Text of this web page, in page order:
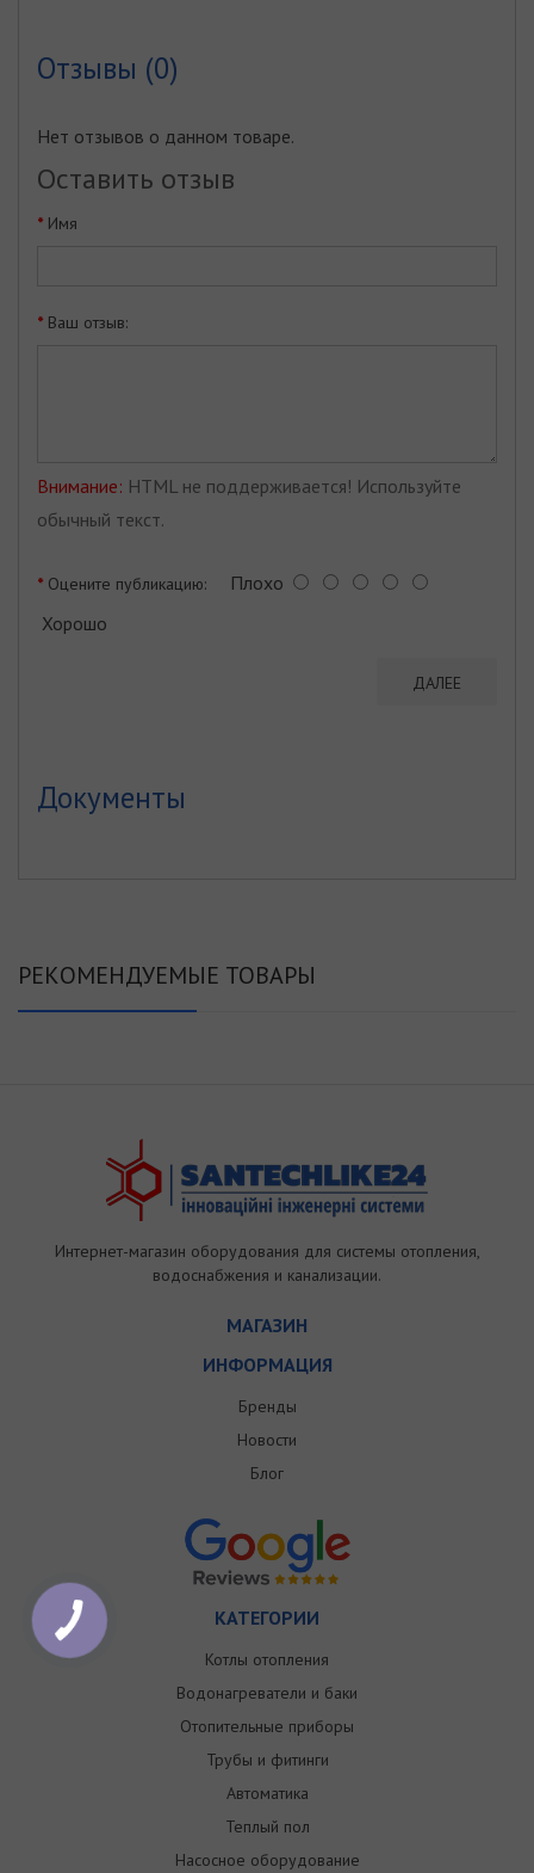
Отзывы (0)
Нет отзывов о данном товаре.
Оставить отзыв
Имя
Ваш отзыв:
Внимание: HTML не поддерживается! Используйте
обычный текст.
Оцените публикацию: Плохо
Хорошо
ДАЛЕЕ
Документы
РЕКОМЕНДУЕМЫЕ ТОВАРЫ
Интернет-магазин оборудования для системы отопления,
водоснабжения и канализации.
МАГАЗИН
ИНФОРМАЦИЯ
Бренды
Новости
Блог
КАТЕГОРИИ
Котлы отопления
Водонагреватели и баки
Отопительные приборы
Трубы и фитинги
Автоматика
Теплый пол
Насосное оборудование